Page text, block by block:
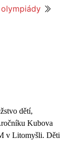
dětí,
Kubova
v Litomyšli. Děti